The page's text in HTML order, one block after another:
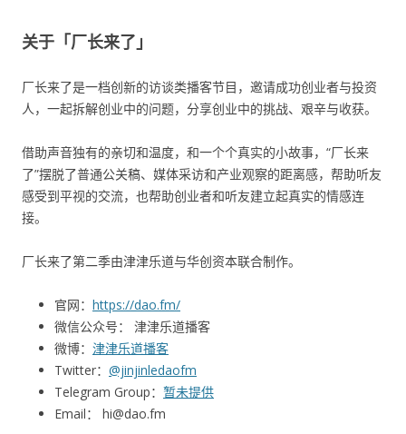
关于「厂长来了」
厂长来了是一档创新的访谈类播客节目，邀请成功创业者与投资
人，一起拆解创业中的问题，分享创业中的挑战、艰辛与收获。
借助声音独有的亲切和温度，和一个个真实的小故事，“厂长来
了”摆脱了普通公关稿、媒体采访和产业观察的距离感，帮助听友
感受到平视的交流，也帮助创业者和听友建立起真实的情感连
接。
厂长来了第二季由津津乐道与华创资本联合制作。
官网： https://dao.fm/
微信公众号： 津津乐道播客
微博： 津津乐道播客
Twitter： @jinjinledaofm
Telegram Group： 暂未提供
Email： hi@dao.fm